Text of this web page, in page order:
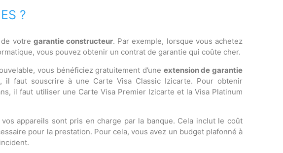
?
votre garantie constructeur. Par exemple, lorsque vous achetez
vous pouvez obtenir un contrat de garantie qui coûte cher.
vous bénéficiez gratuitement d’une extension de garantie
faut souscrire à une Carte Visa Classic Izicarte. Pour obtenir
il faut utiliser une Carte Visa Premier Izicarte et la Visa Platinum
appareils sont pris en charge par la banque. Cela inclut le coût
pour la prestation. Pour cela, vous avez un budget plafonné à